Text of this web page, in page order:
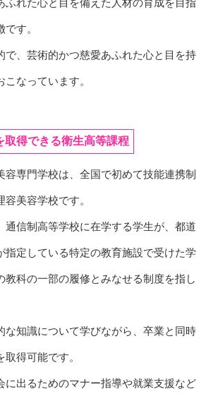
す。
で、芸術的かつ慈愛あふれた心と目を持
なっています。
取得できる衛生高等課程
容専門学校は、全国で初めて技能連携制
美容学校です。
通信制高等学校に在学する学生が、都道
指定している特定の教育施設で受けた学
教科の一部の履修とみなせる制度を指し
な知識について学びながら、卒業と同時
得可能です。
に出るためのマナー指導や就業支援など